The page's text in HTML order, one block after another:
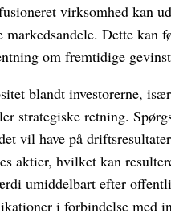
virksomhed kan
markedsandele. Dette
om fremtidige
blandt investorerne,
strategiske retning.
vil have på
aktier, hvilket kan
umiddelbart efter
i forbindelse med